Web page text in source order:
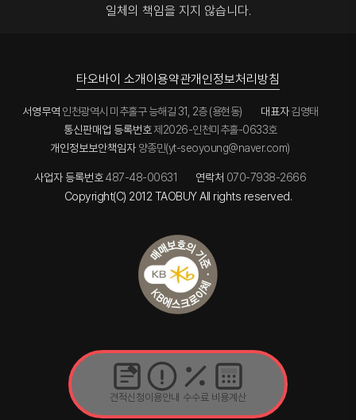
견적신청이용안내 수수료 비용계산
일체의 책임을 지지 않습니다.
타오바이 소개이용약관개인정보처리방침
서영무역 인천광역시 미추홀구 능해길 31, 2층 (용현동) 대표자김영태
통신판매업 등록번호제2026-인천미추홀-0633호
개인정보보안책임자 양종민(yt-seoyoung@naver.com)
사업자 등록번호487-48-00631 연락처 070-7938-2666
Copyright(C) 2012 TAOBUY All rights reserved.